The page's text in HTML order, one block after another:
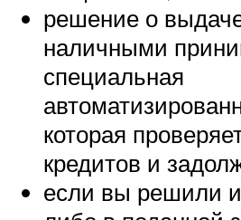
решение о
наличными
специальная
которая
кредитов и
если вы решили